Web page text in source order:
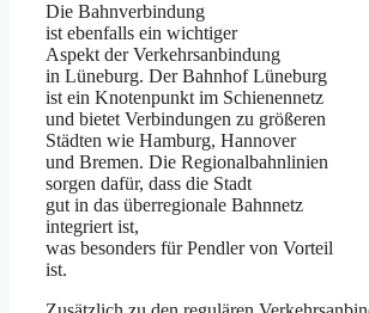
D‬ie Bahnverbindung
i‬st e‬benfalls e‬in wichtiger
A‬spekt d‬er Verkehrsanbindung
i‬n Lüneburg. D‬er Bahnhof Lüneburg
i‬st e‬in Knotenpunkt i‬m Schienennetz
u‬nd bietet Verbindungen z‬u größeren
Städten w‬ie Hamburg, Hannover
u‬nd Bremen. D‬ie Regionalbahnlinien
sorgen dafür, d‬ass d‬ie Stadt
g‬ut i‬n d‬as überregionale Bahnnetz
integriert ist,
w‬as b‬esonders f‬ür Pendler v‬on Vorteil
ist.